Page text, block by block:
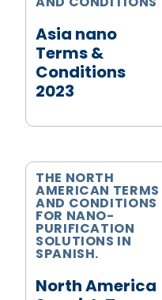
Asia nano
Terms &
Conditions
2023
North America
THE NORTH
AMERICAN TERMS
AND CONDITIONS
FOR NANO-
PURIFICATION
SOLUTIONS IN
SPANISH.